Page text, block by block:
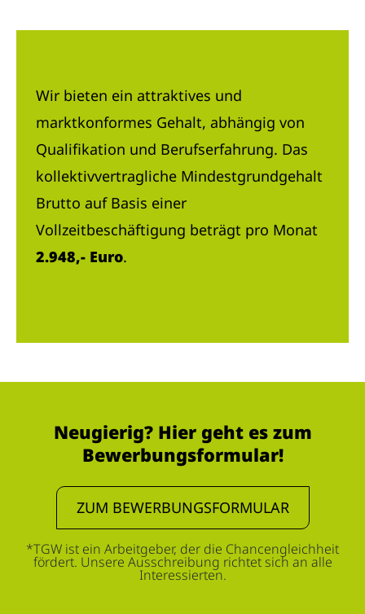
Wir bieten ein attraktives und
marktkonformes Gehalt, abhängig von
Qualifikation und Berufserfahrung. Das
kollektivvertragliche Mindestgrundgehalt
Brutto auf Basis einer
Vollzeitbeschäftigung beträgt pro Monat
2.948,- Euro.
Neugierig? Hier geht es zum
Bewerbungsformular!
ZUM BEWERBUNGSFORMULAR
*TGW ist ein Arbeitgeber, der die Chancengleichheit
fördert. Unsere Ausschreibung richtet sich an alle
Interessierten.